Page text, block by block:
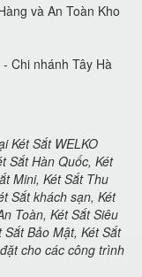
và An Toàn Kho
Chi nhánh Tây Hà
Két Sắt WELKO
Sắt Hàn Quốc, Két
Mini, Két Sắt Thu
Sắt khách sạn, Két
Toàn, Két Sắt Siêu
Bảo Mật, Két Sắt
cho các công trình